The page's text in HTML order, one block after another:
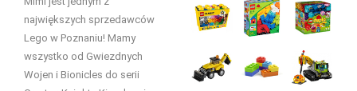
największych sprzedawców
Lego w Poznaniu! Mamy
wszystko od Gwiezdnych
Wojen i Bionicles do serii